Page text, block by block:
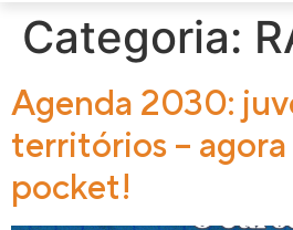
Categoria:
Agenda 2030:
territórios – agora
pocket!